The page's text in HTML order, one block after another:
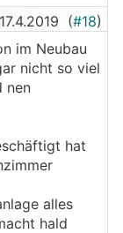
17.4.2019 (#18)
im Neubau
nicht so viel
nen
hat
alles
hald